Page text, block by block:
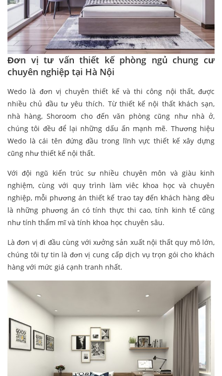
Đơn vị tư vấn thiết kế phòng ngủ chung cư
chuyên nghiệp tại Hà Nội
Wedo là đơn vị chuyên thiết kế và thi công nội thất, được
nhiều chủ đầu tư yêu thích. Từ thiết kế nội thất khách sạn,
nhà hàng, Shoroom cho đến văn phòng cũng như nhà ở,
chúng tôi đều để lại những dấu ấn mạnh mẽ. Thương hiệu
Wedo là cái tên đứng đầu trong lĩnh vực thiết kế xây dựng
cũng như thiết kế nội thất.
Với đội ngũ kiến trúc sư nhiều chuyên môn và giàu kinh
nghiệm, cùng với quy trình làm viêc khoa học và chuyên
nghiệp, mỗi phương án thiết kế trao tay đến khách hàng đều
là những phương án có tính thực thi cao, tính kinh tế cũng
như tính thẩm mĩ và tính khoa học chuyên sâu.
Là đơn vị đi đầu cùng với xưởng sản xuất nội thất quy mô lớn,
chúng tôi tự tin là đơn vị cung cấp dịch vụ trọn gói cho khách
hàng với mức giá cạnh tranh nhất.